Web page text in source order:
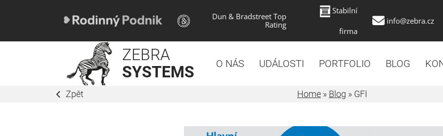
Dun & Bradstreet Top
Rating
Stabilní
firma
info@zebra.cz
ZEBRA
SYSTEMS
O NÁS UDÁLOSTI PORTFOLIO BLOG
Zpět Home » Blog » GFI